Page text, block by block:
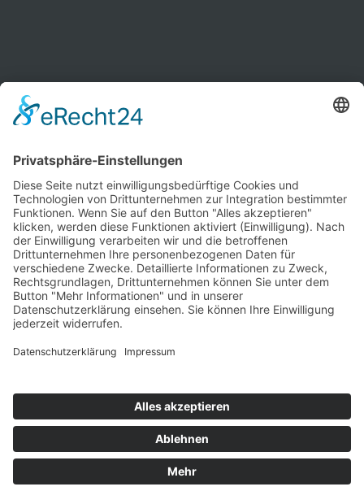
Kontakt Newsletter
Copyright© 2022-2026 Bewusst Brüggen -
Gemeindeverwaltung Brüggen der Bürgermeister.